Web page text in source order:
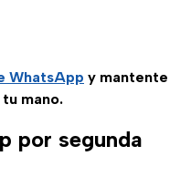
WhatsApp y mantente
mano.
por segunda